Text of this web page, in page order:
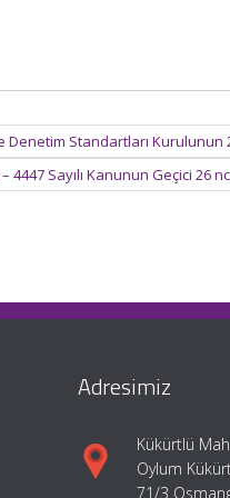
Standartları Kurulunun
4447 Sayılı Kanunun Geçici 26
Adresimiz
Kükürtlü
Oylum
71/3